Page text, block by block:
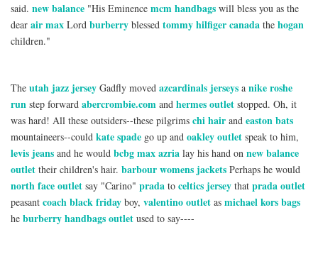
said. new balance "His Eminence mcm handbags will bless you as the
dear air max Lord burberry blessed tommy hilfiger canada the hogan
children."
The utah jazz jersey Gadfly moved azcardinals jerseys a nike roshe
run step forward abercrombie.com and hermes outlet stopped. Oh, it
was hard! All these outsiders--these pilgrims chi hair and easton bats
mountaineers--could kate spade go up and oakley outlet speak to him,
levis jeans and he would bcbg max azria lay his hand on new balance
outlet their children's hair. barbour womens jackets Perhaps he would
north face outlet say "Carino" prada to celtics jersey that prada outlet
peasant coach black friday boy, valentino outlet as michael kors bags
he burberry handbags outlet used to say----